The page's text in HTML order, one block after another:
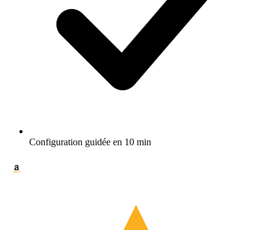
Configuration guidée en 10 min